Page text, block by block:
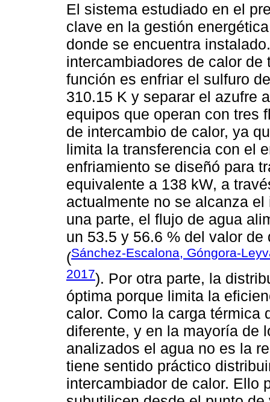
El sistema estudiado en el
clave en la gestión
donde se encuentra
intercambiadores de calor
función es enfriar el sulfuro
310.15 K y separar el azufre
equipos que operan con tres
de intercambio de calor, ya
limita la transferencia con el
enfriamiento se diseñó para
equivalente a 138 kW, a
actualmente no se alcanza
una parte, el flujo de agua
un 53.5 y 56.6 % del valor
(Sánchez-Escalona, Góngora-
2017). Por otra parte, la
óptima porque limita la
calor. Como la carga térmica
diferente, y en la mayoría de
analizados el agua no es la
tiene sentido práctico
intercambiador de calor. Ello